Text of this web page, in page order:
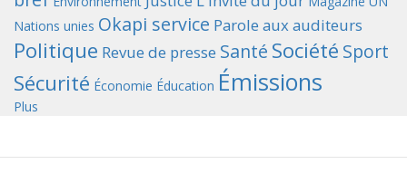
Nations unies Okapi service Parole aux auditeurs
Politique Revue de presse Santé Société Sport
Sécurité Économie Éducation Émissions
Plus